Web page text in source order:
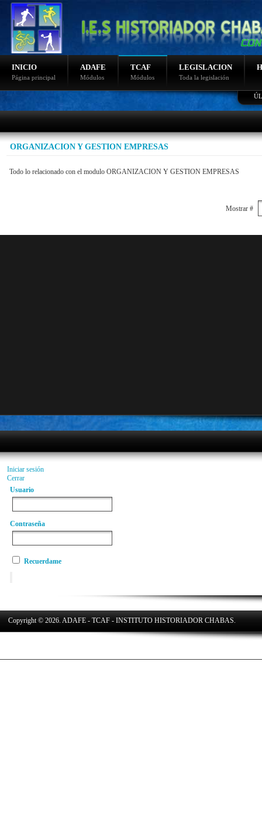
INICIO
Página principal
ADAFE
Módulos
TCAF
Módulos
LEGISLACION
Toda la legislación
Video de nudos
Fotos sierra nevada 2014
Programación montaña
ORGANIZACION Y GESTION EMPRESAS
Todo lo relacionado con el modulo ORGANIZACION Y GESTION EMPRESAS
Mostrar #
Iniciar sesión
Cerrar
Usuario
Contraseña
Recuerdame
Copyright © 2026. ADAFE - TCAF - INSTITUTO HISTORIADOR CHABAS.